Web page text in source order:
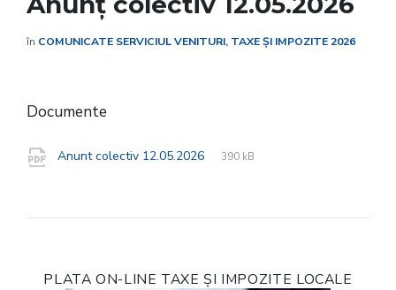
în COMUNICATE SERVICIUL VENITURI, TAXE ȘI IMPOZITE 2026
Documente
Anunt colectiv 12.05.2026
File
pdf
File
390 kB
PLATA ON-LINE TAXE ȘI IMPOZITE LOCALE